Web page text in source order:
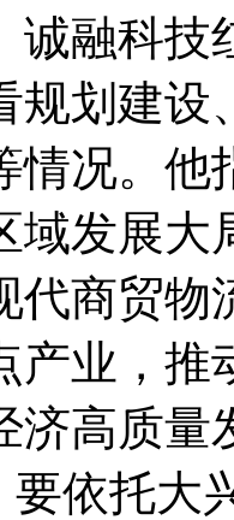
诚融科技
规划建设
情况。他
域发展
代商贸物
产业，推
济高质量
依托大